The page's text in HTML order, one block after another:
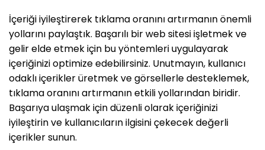
İçeriği iyileştirerek tıklama oranını artırmanın önemli
yollarını paylaştık. Başarılı bir web sitesi işletmek ve
gelir elde etmek için bu yöntemleri uygulayarak
içeriğinizi optimize edebilirsiniz. Unutmayın, kullanıcı
odaklı içerikler üretmek ve görsellerle desteklemek,
tıklama oranını artırmanın etkili yollarından biridir.
Başarıya ulaşmak için düzenli olarak içeriğinizi
iyileştirin ve kullanıcıların ilgisini çekecek değerli
içerikler sunun.